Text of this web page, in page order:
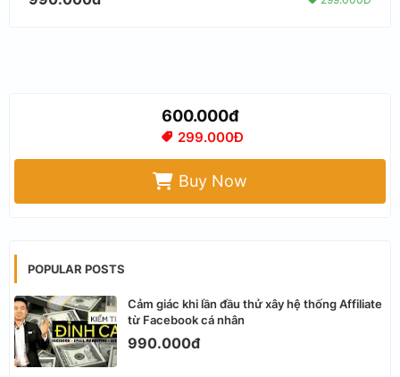
600.000đ
299.000Đ
Buy Now
POPULAR POSTS
Cảm giác khi lần đầu thử xây hệ thống Affiliate
từ Facebook cá nhân
990.000đ